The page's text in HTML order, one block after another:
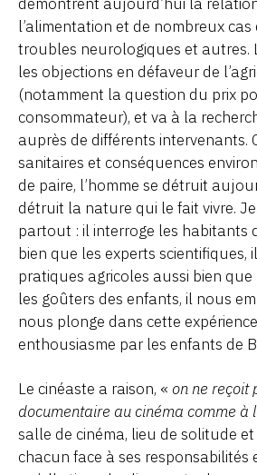
l’alimentation et de nombreux cas
troubles neurologiques et autres.
les objections en défaveur de
(notamment la question du prix
consommateur), et va à la
auprès de différents intervenants.
sanitaires et conséquences
de paire, l’homme se détruit
détruit la nature qui le fait vivre.
partout : il interroge les habitants
bien que les experts scientifiques,
pratiques agricoles aussi bien
les goûters des enfants, il nous
nous plonge dans cette
enthousiasme par les enfants de
Le cinéaste a raison, « on ne reçoit
documentaire au cinéma comme à
salle de cinéma, lieu de solitude
chacun face à ses responsabilités